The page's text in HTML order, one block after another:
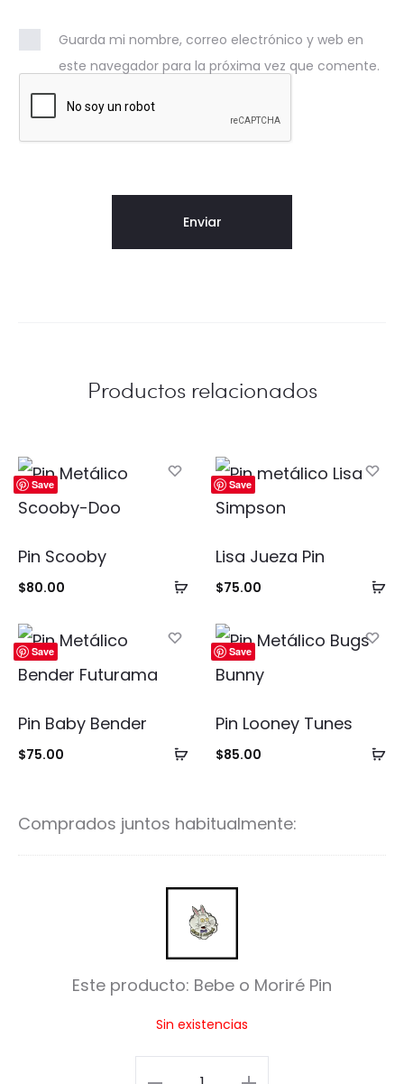
Guarda mi nombre, correo electrónico y web en
este navegador para la próxima vez que comente.
Productos relacionados
Save
Añadir
carrito
Pin Scooby
$80.00
Save
Lisa Jueza Pin
$75.00
Save
Añadir
Pin Baby Bender
$75.00
Save
Pin Looney Tunes
$85.00
Comprados juntos habitualmente:
B
e
b
e
o
Este producto: Bebe o Moriré Pin
Sin existencias
Bebe